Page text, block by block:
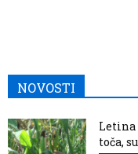
NOVOSTI
Letina
toča,